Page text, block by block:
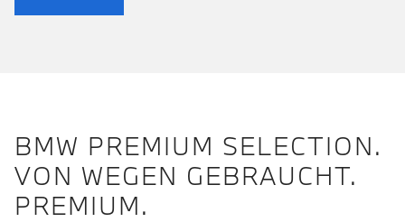
BMW PREMIUM SELECTION.
VON WEGEN GEBRAUCHT.
PREMIUM.